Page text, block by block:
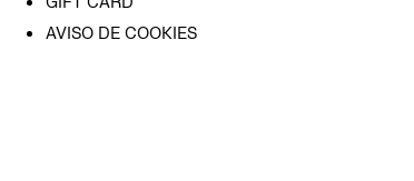
AVISO DE COOKIES